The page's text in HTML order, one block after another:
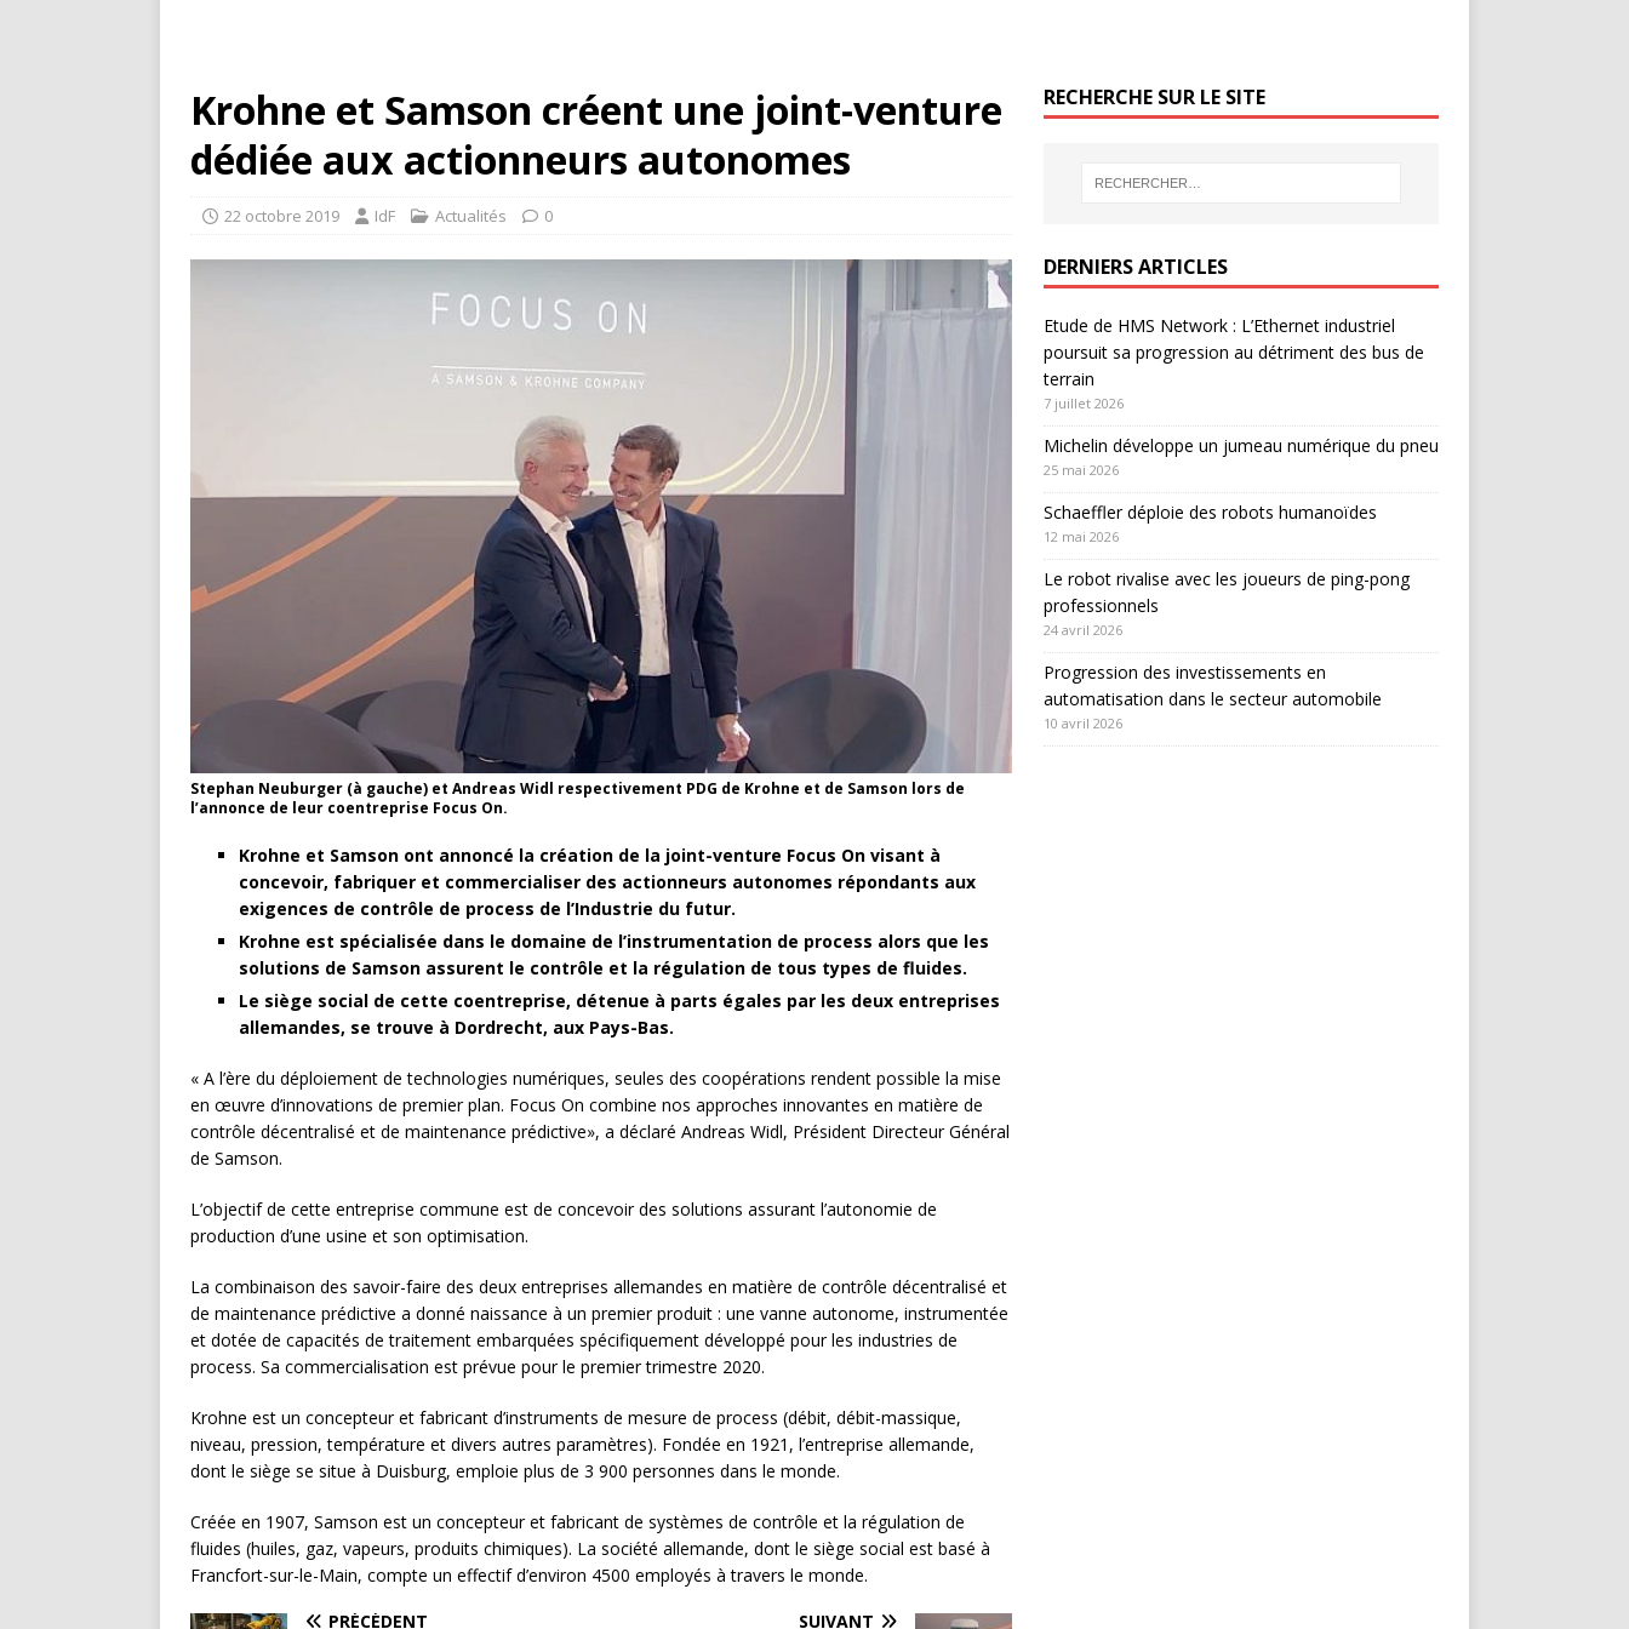
Krohne et Samson créent une joint-venture
dédiée aux actionneurs autonomes
22 octobre 2019 IdF Actualités 0
Stephan Neuburger (à gauche) et Andreas Widl respectivement PDG de Krohne et de Samson lors de
l’annonce de leur coentreprise Focus On.
Krohne et Samson ont annoncé la création de la joint-venture Focus On visant à
concevoir, fabriquer et commercialiser des actionneurs autonomes répondants aux
exigences de contrôle de process de l’Industrie du futur.
Krohne est spécialisée dans le domaine de l’instrumentation de process alors que les
solutions de Samson assurent le contrôle et la régulation de tous types de fluides.
Le siège social de cette coentreprise, détenue à parts égales par les deux entreprises
allemandes, se trouve à Dordrecht, aux Pays-Bas.
« A l’ère du déploiement de technologies numériques, seules des coopérations rendent possible la mise
en œuvre d’innovations de premier plan. Focus On combine nos approches innovantes en matière de
contrôle décentralisé et de maintenance prédictive», a déclaré Andreas Widl, Président Directeur Général
de Samson.
L’objectif de cette entreprise commune est de concevoir des solutions assurant l’autonomie de
production d’une usine et son optimisation.
La combinaison des savoir-faire des deux entreprises allemandes en matière de contrôle décentralisé et
de maintenance prédictive a donné naissance à un premier produit : une vanne autonome, instrumentée
et dotée de capacités de traitement embarquées spécifiquement développé pour les industries de
process. Sa commercialisation est prévue pour le premier trimestre 2020.
Krohne est un concepteur et fabricant d’instruments de mesure de process (débit, débit-massique,
niveau, pression, température et divers autres paramètres). Fondée en 1921, l’entreprise allemande,
dont le siège se situe à Duisburg, emploie plus de 3 900 personnes dans le monde.
Créée en 1907, Samson est un concepteur et fabricant de systèmes de contrôle et la régulation de
fluides (huiles, gaz, vapeurs, produits chimiques). La société allemande, dont le siège social est basé à
Francfort-sur-le-Main, compte un effectif d’environ 4500 employés à travers le monde.
PRÉCÉDENT
SUIVANT
RECHERCHE SUR LE SITE
DERNIERS ARTICLES
Etude de HMS Network : L’Ethernet industriel
poursuit sa progression au détriment des bus de
terrain
7 juillet 2026
Michelin développe un jumeau numérique du pneu
25 mai 2026
Schaeffler déploie des robots humanoïdes
12 mai 2026
Le robot rivalise avec les joueurs de ping-pong
professionnels
24 avril 2026
Progression des investissements en
automatisation dans le secteur automobile
10 avril 2026